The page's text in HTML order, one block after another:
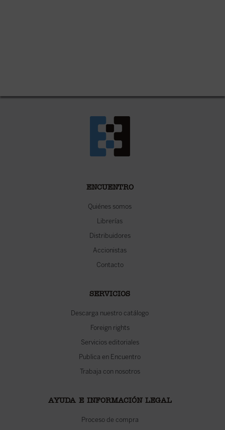
ENCUENTRO
Quiénes somos
Librerías
Distribuidores
Accionistas
Contacto
SERVICIOS
Descarga nuestro catálogo
Foreign rights
Servicios editoriales
Publica en Encuentro
Trabaja con nosotros
AYUDA E INFORMACIÓN LEGAL
Proceso de compra